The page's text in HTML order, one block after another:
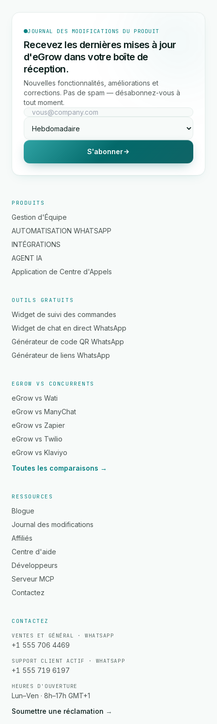
JOURNAL DES MODIFICATIONS DU PRODUIT
Recevez les dernières mises à jour
d'eGrow dans votre boîte de
réception.
Nouvelles fonctionnalités, améliorations et
corrections. Pas de spam — désabonnez-vous à
tout moment.
S'abonner
PRODUITS
Gestion d'Équipe
AUTOMATISATION WHATSAPP
INTÉGRATIONS
AGENT IA
Application de Centre d'Appels
OUTILS GRATUITS
Widget de suivi des commandes
Widget de chat en direct WhatsApp
Générateur de code QR WhatsApp
Générateur de liens WhatsApp
EGROW VS CONCURRENTS
eGrow vs Wati
eGrow vs ManyChat
eGrow vs Zapier
eGrow vs Twilio
eGrow vs Klaviyo
Toutes les comparaisons →
RESSOURCES
Blogue
Journal des modifications
Affiliés
Centre d'aide
Développeurs
Serveur MCP
Contactez
CONTACTEZ
VENTES ET GÉNÉRAL · WHATSAPP
+1 555 706 4469
SUPPORT CLIENT ACTIF · WHATSAPP
+1 555 719 6197
HEURES D'OUVERTURE
Lun–Ven · 8h–17h GMT+1
Soumettre une réclamation →